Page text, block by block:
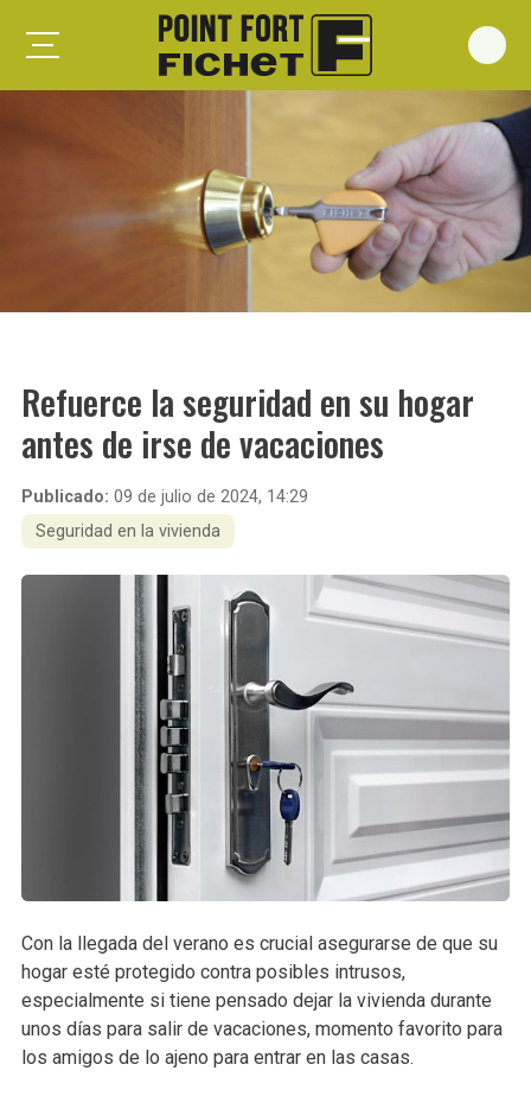
Foxeo HiS
Forges G375
Spheris Xp
Forstyl
Duo G071
Puertas trastero
Refuerce la seguridad en su hogar
antes de irse de vacaciones
Publicado: 09 de julio de 2024, 14:29
Seguridad en la vivienda
Con la llegada del verano es crucial asegurarse de que su
hogar esté protegido contra posibles intrusos,
especialmente si tiene pensado dejar la vivienda durante
unos días para salir de vacaciones, momento favorito para
los amigos de lo ajeno para entrar en las casas.